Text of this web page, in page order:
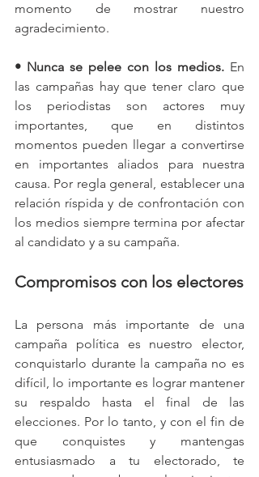
momento de mostrar nuestro
agradecimiento.
• Nunca se pelee con los medios. En
las campañas hay que tener claro que
los periodistas son actores muy
importantes, que en distintos
momentos pueden llegar a convertirse
en importantes aliados para nuestra
causa. Por regla general, establecer una
relación ríspida y de confrontación con
los medios siempre termina por afectar
al candidato y a su campaña.
Compromisos con los electores
La persona más importante de una
campaña política es nuestro elector,
conquistarlo durante la campaña no es
difícil, lo importante es lograr mantener
su respaldo hasta el final de las
elecciones. Por lo tanto, y con el fin de
que conquistes y mantengas
entusiasmado a tu electorado, te